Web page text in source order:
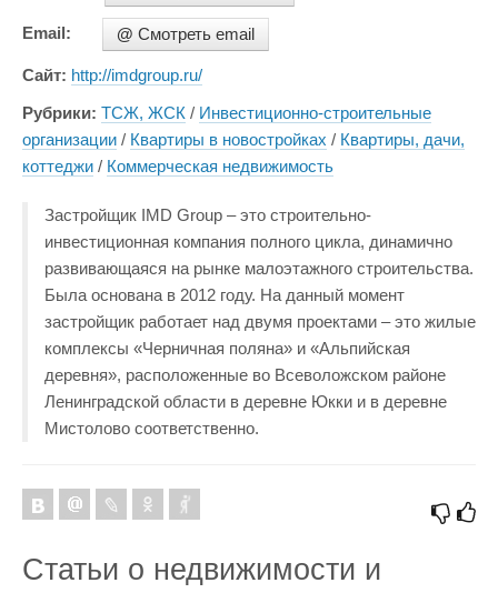
Email: @ Смотреть email
Сайт: http://imdgroup.ru/
Рубрики: ТСЖ, ЖСК / Инвестиционно-строительные
организации / Квартиры в новостройках / Квартиры, дачи,
коттеджи / Коммерческая недвижимость
Застройщик IMD Group – это строительно-
инвестиционная компания полного цикла, динамично
развивающаяся на рынке малоэтажного строительства.
Была основана в 2012 году. На данный момент
застройщик работает над двумя проектами – это жилые
комплексы «Черничная поляна» и «Альпийская
деревня», расположенные во Всеволожском районе
Ленинградской области в деревне Юкки и в деревне
Мистолово соответственно.
Статьи о недвижимости и